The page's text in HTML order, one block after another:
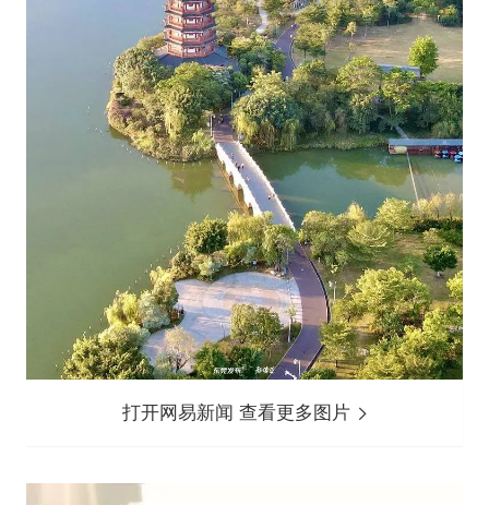
打开网易新闻 查看更多图片